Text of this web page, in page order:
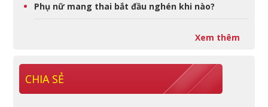
Phụ nữ mang thai bắt đầu nghén khi nào?
Xem thêm
CHIA SẺ